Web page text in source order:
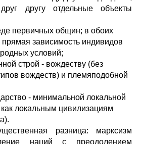
другу отдельные объекты
первичных общин; в обоих
зависимость индивидов
условий;
строй - вождеству (без
вождеств) и племяподобной
- минимальной локальной
локальным цивилизациям
разница: марксизм
наций с преодолением